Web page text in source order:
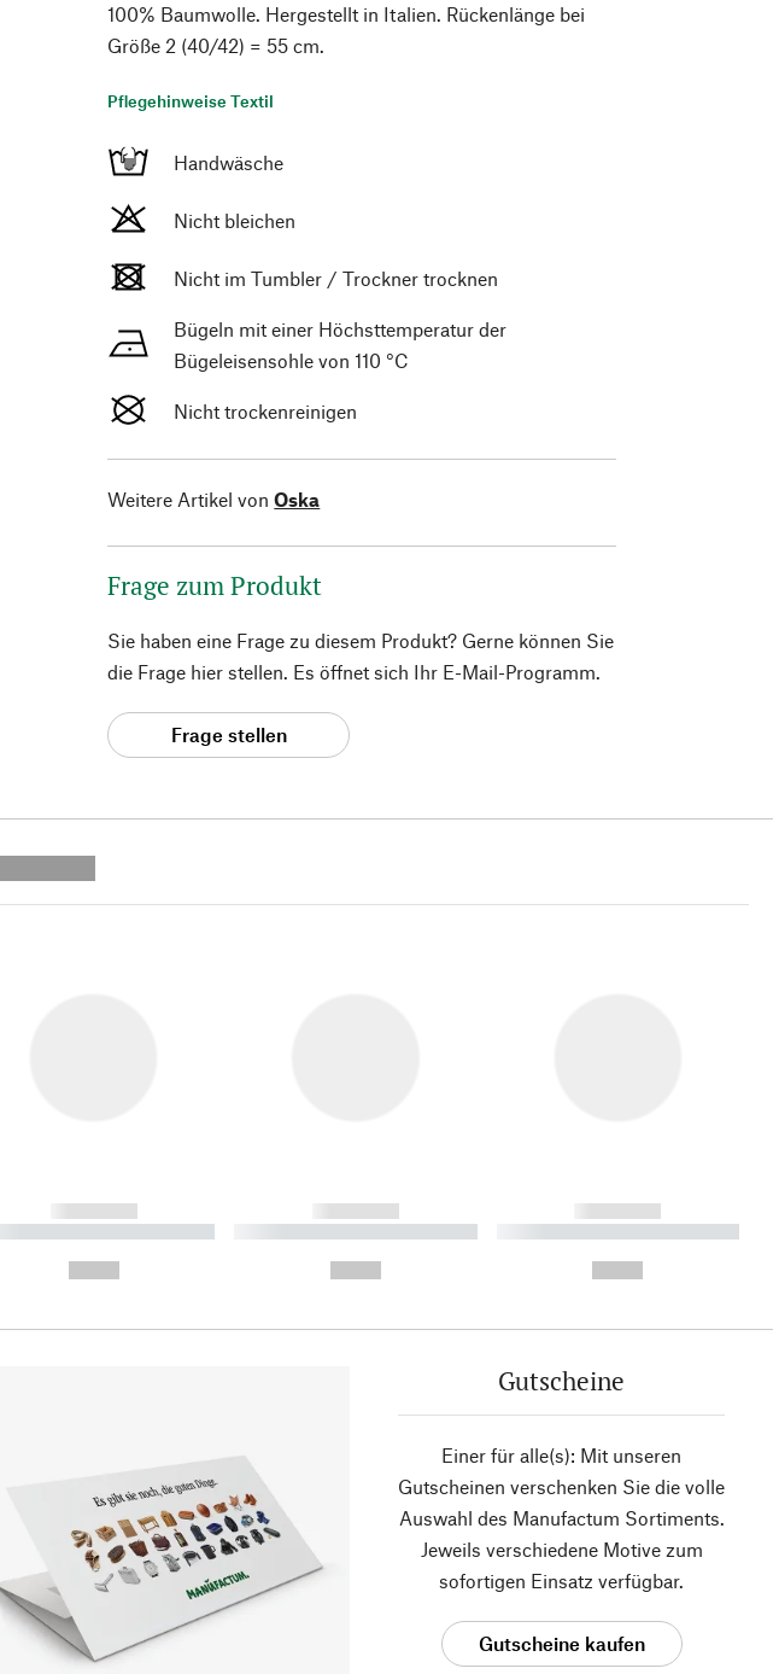
100% Baumwolle. Hergestellt in Italien. Rückenlänge bei
Größe 2 (40/42) = 55 cm.
Pflegehinweise Textil
Handwäsche
Nicht bleichen
Nicht im Tumbler / Trockner trocknen
Bügeln mit einer Höchsttemperatur der
Bügeleisensohle von 110 °C
Nicht trockenreinigen
Weitere Artikel von Oska
Frage zum Produkt
Sie haben eine Frage zu diesem Produkt? Gerne können Sie
die Frage hier stellen. Es öffnet sich Ihr E-Mail-Programm.
Frage stellen
------------
----------- ----------
------------
----------- ----------- ----------
------------
----------- ----------- ----------
Gutscheine
Einer für alle(s): Mit unseren
Gutscheinen verschenken Sie die volle
Auswahl des Manufactum Sortiments.
Jeweils verschiedene Motive zum
sofortigen Einsatz verfügbar.
Gutscheine kaufen